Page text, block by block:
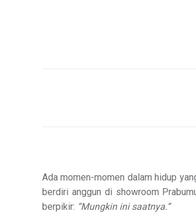
Ada momen-momen dalam hidup
berdiri anggun di showroom
berpikir: “Mungkin ini saatnya.”